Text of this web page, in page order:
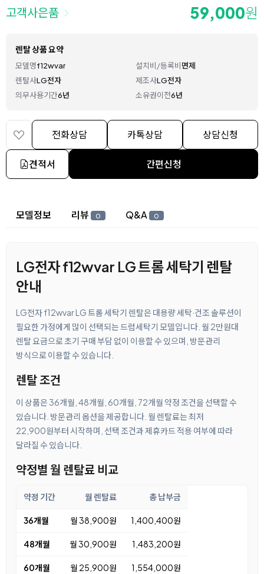
고객사은품 59,000원
렌탈 상품 요약
모델명f12wvar 설치비/등록비면제
렌탈사LG전자 제조사LG전자
의무사용기간6년 소유권이전6년
전화상담 카톡상담 상담신청
견적서 간편신청
상세 정보
모델정보 리뷰 0 Q&A 0
LG전자 f12wvar LG 트롬 세탁기 렌탈
안내
LG전자 f12wvar LG 트롬 세탁기 렌탈은 대용량 세탁·건조 솔루션이
필요한 가정에게 많이 선택되는 드럼세탁기 모델입니다. 월 2만원대
렌탈 요금으로 초기 구매 부담 없이 이용할 수 있으며, 방문관리
방식으로 이용할 수 있습니다.
렌탈 조건
이 상품은 36개월, 48개월, 60개월, 72개월 약정 조건을 선택할 수
있습니다. 방문관리 옵션을 제공합니다. 월 렌탈료는 최저
22,900원부터 시작하며, 선택 조건과 제휴카드 적용 여부에 따라
달라질 수 있습니다.
약정별 월 렌탈료 비교
약정 기간 월 렌탈료 총 납부금
36개월 월 38,900원 1,400,400원
48개월 월 30,900원 1,483,200원
60개월 월 25,900원 1,554,000원